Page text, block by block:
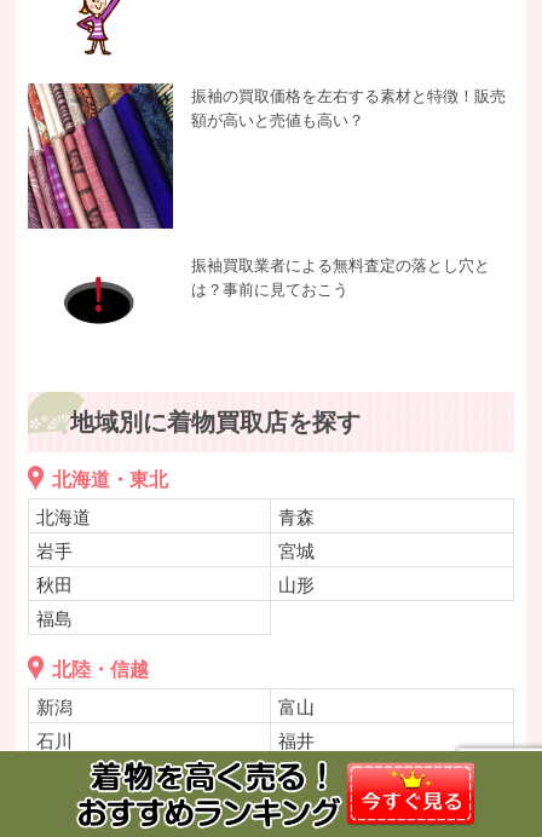
振袖の買取価格を左右する素材と特徴！販売
額が高いと売値も高い？
振袖買取業者による無料査定の落とし穴と
は？事前に見ておこう
地域別に着物買取店を探す
北海道・東北
北海道
青森
岩手
宮城
秋田
山形
福島
北陸・信越
新潟
富山
石川
福井
長野
関東